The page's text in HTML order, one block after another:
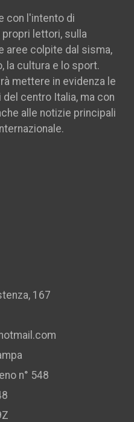
con l'intento di
lettori, sulla
aree colpite dal sisma,
la cultura e lo sport.
mettere in evidenza le
centro Italia, ma con
alle notizie principali
167
n° 548